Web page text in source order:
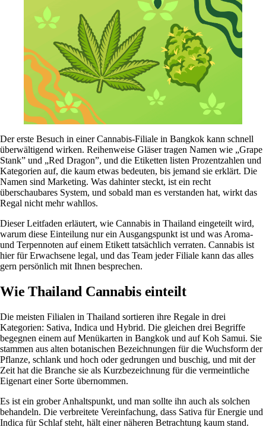
Der erste Besuch in einer Cannabis-Filiale in Bangkok kann schnell
überwältigend wirken. Reihenweise Gläser tragen Namen wie „Grape
Stank” und „Red Dragon”, und die Etiketten listen Prozentzahlen und
Kategorien auf, die kaum etwas bedeuten, bis jemand sie erklärt. Die
Namen sind Marketing. Was dahinter steckt, ist ein recht
überschaubares System, und sobald man es verstanden hat, wirkt das
Regal nicht mehr wahllos.
Dieser Leitfaden erläutert, wie Cannabis in Thailand eingeteilt wird,
warum diese Einteilung nur ein Ausgangspunkt ist und was Aroma-
und Terpennoten auf einem Etikett tatsächlich verraten. Cannabis ist
hier für Erwachsene legal, und das Team jeder Filiale kann das alles
gern persönlich mit Ihnen besprechen.
Wie Thailand Cannabis einteilt
Die meisten Filialen in Thailand sortieren ihre Regale in drei
Kategorien: Sativa, Indica und Hybrid. Die gleichen drei Begriffe
begegnen einem auf Menükarten in Bangkok und auf Koh Samui. Sie
stammen aus alten botanischen Bezeichnungen für die Wuchsform der
Pflanze, schlank und hoch oder gedrungen und buschig, und mit der
Zeit hat die Branche sie als Kurzbezeichnung für die vermeintliche
Eigenart einer Sorte übernommen.
Es ist ein grober Anhaltspunkt, und man sollte ihn auch als solchen
behandeln. Die verbreitete Vereinfachung, dass Sativa für Energie und
Indica für Schlaf steht, hält einer näheren Betrachtung kaum stand.